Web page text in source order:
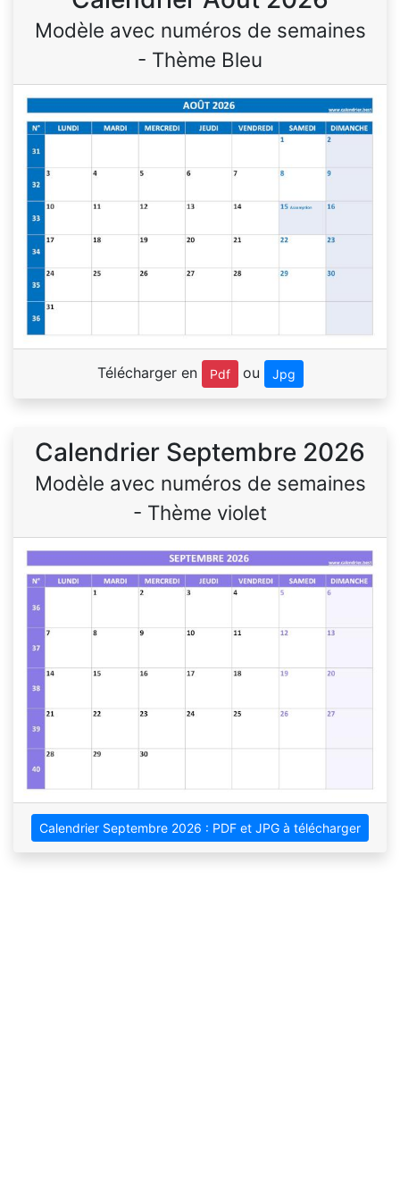
Modèle avec numéros de semaines
- Thème Bleu
Télécharger en Pdf ou Jpg
Calendrier Septembre 2026
Modèle avec numéros de semaines
- Thème violet
Calendrier Septembre 2026 : PDF et JPG à télécharger